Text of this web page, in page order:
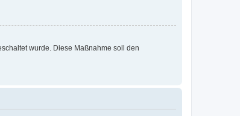
wurde. Diese Maßnahme soll den